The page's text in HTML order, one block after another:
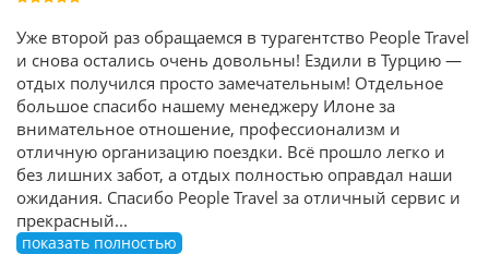
Уже второй раз обращаемся в турагентство People Travel
и снова остались очень довольны! Ездили в Турцию —
отдых получился просто замечательным! Отдельное
большое спасибо нашему менеджеру Илоне за
внимательное отношение, профессионализм и
отличную организацию поездки. Всё прошло легко и
без лишних забот, а отдых полностью оправдал наши
ожидания. Спасибо People Travel за отличный сервис и
прекрасный...
показать полностью